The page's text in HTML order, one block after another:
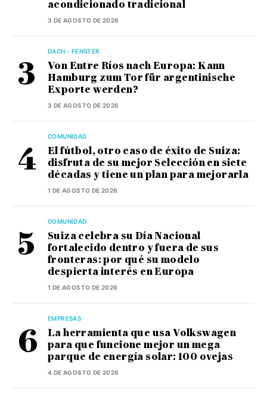
acondicionado tradicional
3 DE AGOSTO DE 2026
DACH - FENSTER
Von Entre Ríos nach Europa: Kann
Hamburg zum Tor für argentinische
Exporte werden?
3 DE AGOSTO DE 2026
COMUNIDAD
El fútbol, otro caso de éxito de Suiza:
disfruta de su mejor Selección en siete
décadas y tiene un plan para mejorarla
1 DE AGOSTO DE 2026
COMUNIDAD
Suiza celebra su Día Nacional
fortalecido dentro y fuera de sus
fronteras: por qué su modelo
despierta interés en Europa
1 DE AGOSTO DE 2026
EMPRESAS
La herramienta que usa Volkswagen
para que funcione mejor un mega
parque de energía solar: 100 ovejas
4 DE AGOSTO DE 2026